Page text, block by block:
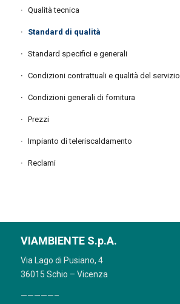
Qualità tecnica
Standard di qualità
Standard specifici e generali
Condizioni contrattuali e qualità del servizio
Condizioni generali di fornitura
Prezzi
Impianto di teleriscaldamento
Reclami
VIAMBIENTE S.p.A.
Via Lago di Pusiano, 4
36015 Schio – Vicenza
—————–